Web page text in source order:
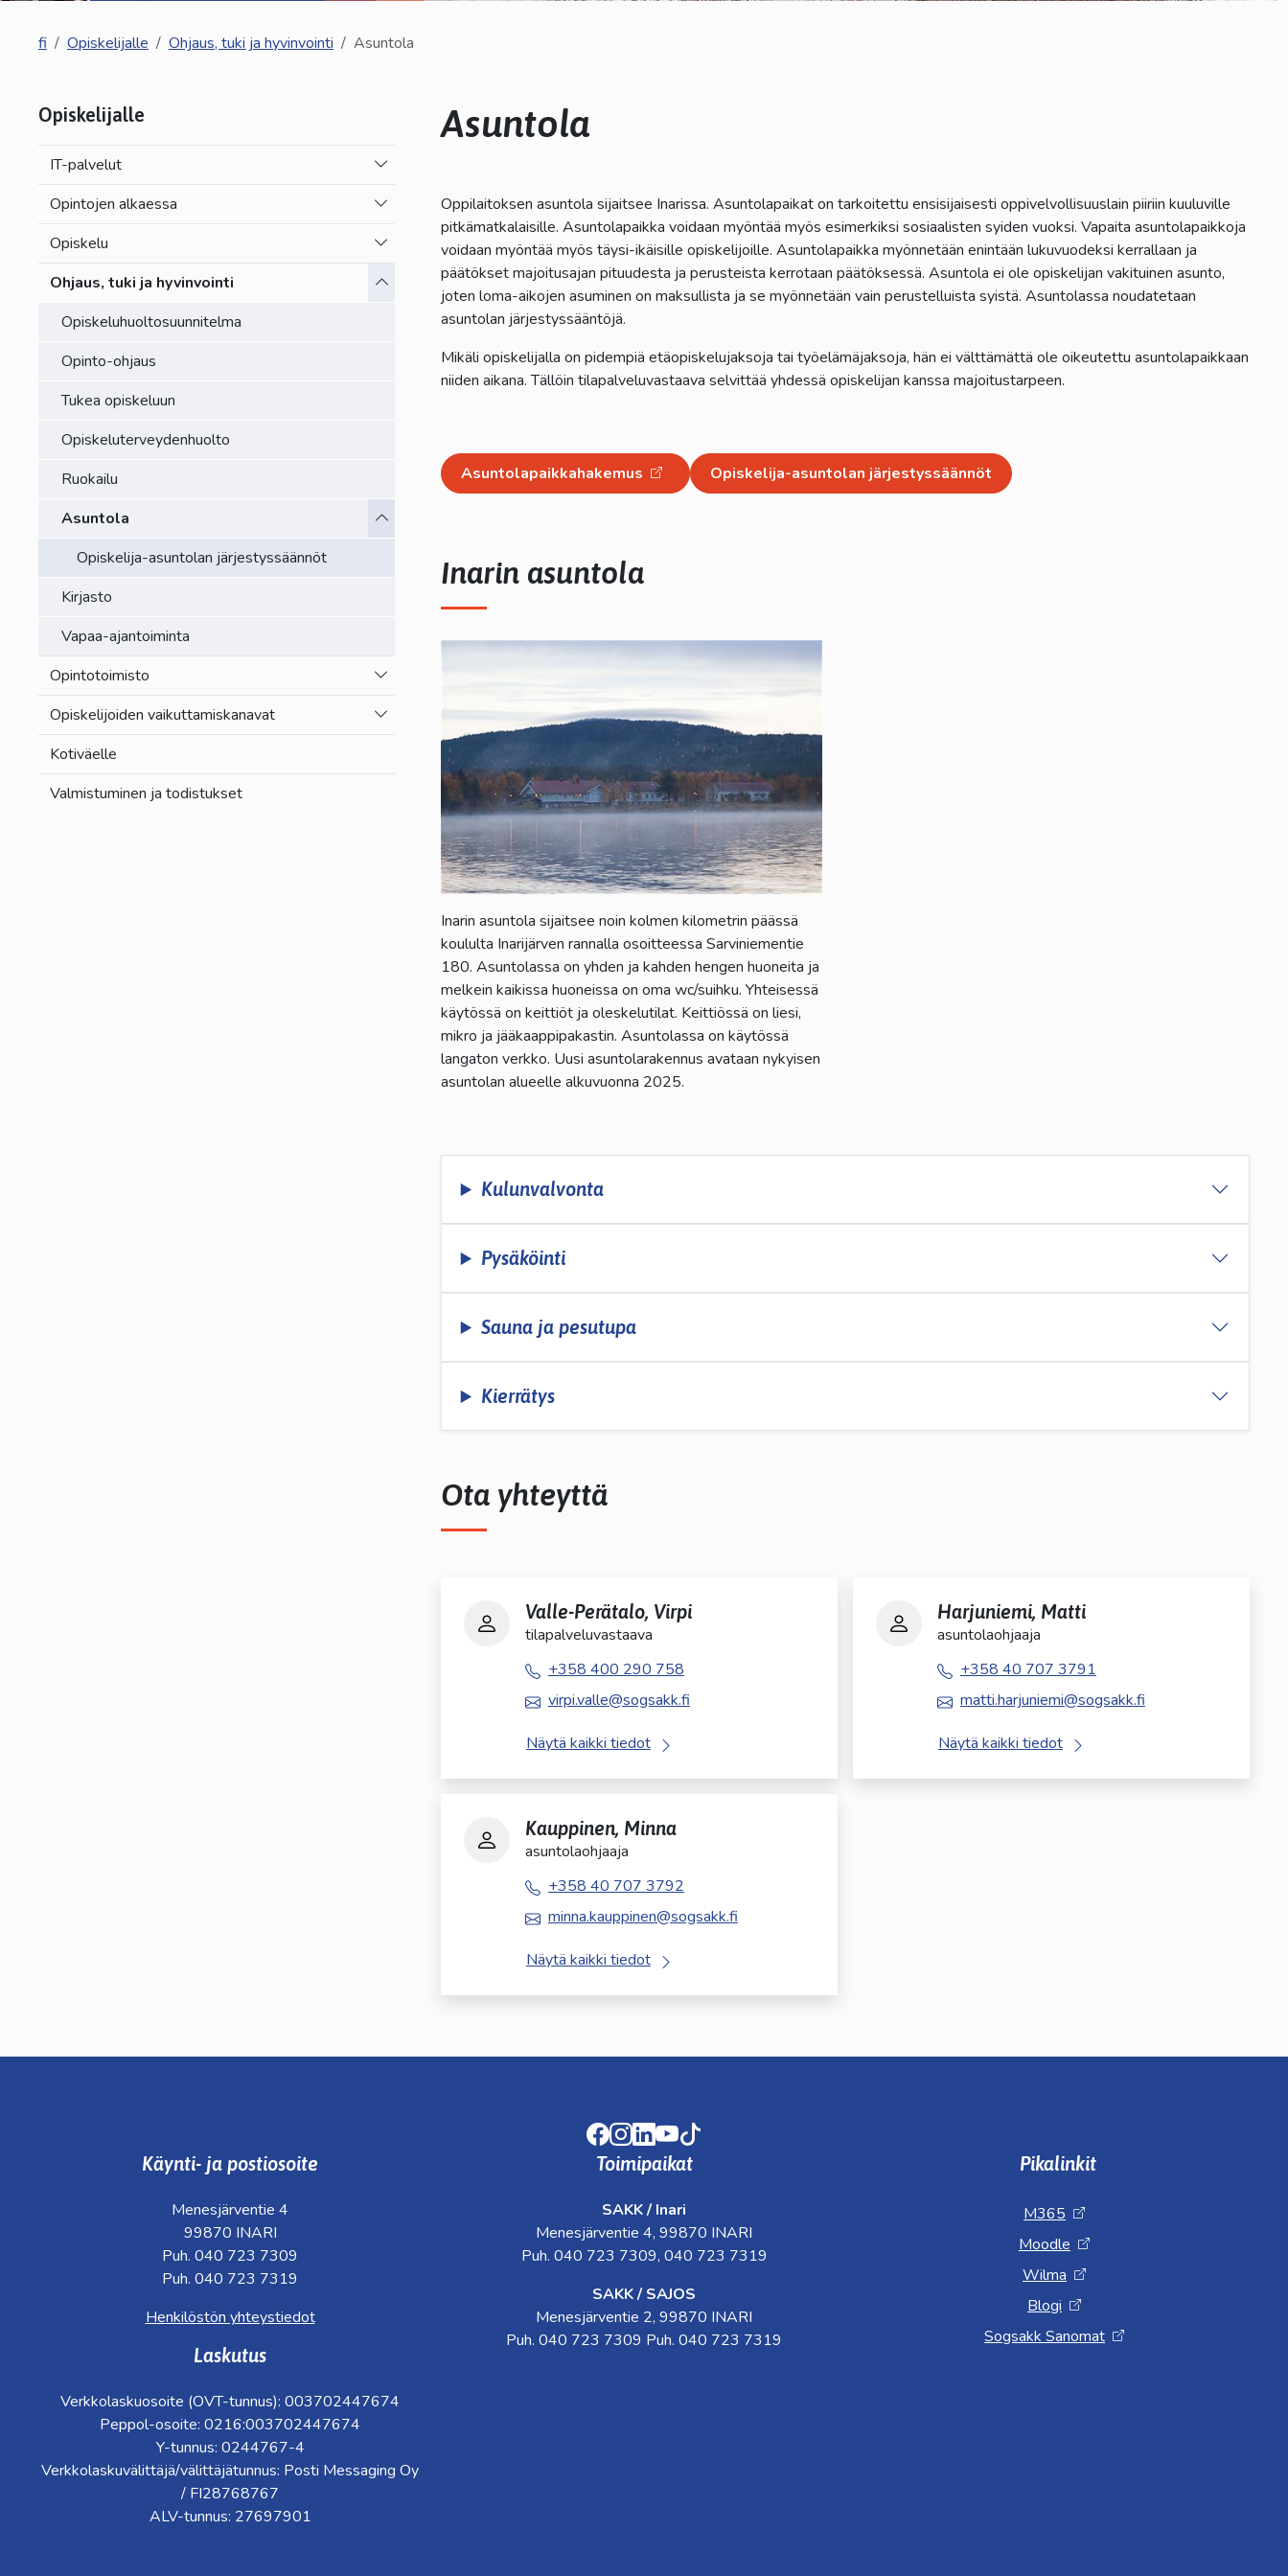
fi Opiskelijalle Ohjaus, tuki ja hyvinvointi Asuntola
Opiskelijalle
IT-palvelut
Vaihda alasvetovalikkoa
Opintojen alkaessa
Vaihda alasvetovalikkoa
Opiskelu
Vaihda alasvetovalikkoa
Ohjaus, tuki ja hyvinvointi
Vaihda alasvetovalikkoa
Opiskeluhuoltosuunnitelma
Opinto-ohjaus
Tukea opiskeluun
Opiskeluterveydenhuolto
Ruokailu
Asuntola
Vaihda alasvetovalikkoa
Opiskelija-asuntolan järjestyssäännöt
Kirjasto
Vapaa-ajantoiminta
Opintotoimisto
Vaihda alasvetovalikkoa
Opiskelijoiden vaikuttamiskanavat
Vaihda alasvetovalikkoa
Kotiväelle
Valmistuminen ja todistukset
Asuntola
Oppilaitoksen asuntola sijaitsee Inarissa. Asuntolapaikat on tarkoitettu ensisijaisesti oppivelvollisuuslain piiriin kuuluville
pitkämatkalaisille. Asuntolapaikka voidaan myöntää myös esimerkiksi sosiaalisten syiden vuoksi. Vapaita asuntolapaikkoja
voidaan myöntää myös täysi-ikäisille opiskelijoille. Asuntolapaikka myönnetään enintään lukuvuodeksi kerrallaan ja
päätökset majoitusajan pituudesta ja perusteista kerrotaan päätöksessä. Asuntola ei ole opiskelijan vakituinen asunto,
joten loma-aikojen asuminen on maksullista ja se myönnetään vain perustelluista syistä. Asuntolassa noudatetaan
asuntolan järjestyssääntöjä.
Mikäli opiskelijalla on pidempiä etäopiskelujaksoja tai työelämäjaksoja, hän ei välttämättä ole oikeutettu asuntolapaikkaan
niiden aikana. Tällöin tilapalveluvastaava selvittää yhdessä opiskelijan kanssa majoitustarpeen.
Asuntolapaikkahakemus Opiskelija-asuntolan järjestyssäännöt
Inarin asuntola
Inarin asuntola sijaitsee noin kolmen kilometrin päässä
koululta Inarijärven rannalla osoitteessa Sarviniementie
180. Asuntolassa on yhden ja kahden hengen huoneita ja
melkein kaikissa huoneissa on oma wc/suihku. Yhteisessä
käytössä on keittiöt ja oleskelutilat. Keittiössä on liesi,
mikro ja jääkaappipakastin. Asuntolassa on käytössä
langaton verkko. Uusi asuntolarakennus avataan nykyisen
asuntolan alueelle alkuvuonna 2025.
Kulunvalvonta
Pysäköinti
Sauna ja pesutupa
Kierrätys
Ota yhteyttä
Valle-Perätalo, Virpi
tilapalveluvastaava
+358 400 290 758
virpi.valle@sogsakk.fi
Näytä kaikki tiedot
Harjuniemi, Matti
asuntolaohjaaja
+358 40 707 3791
matti.harjuniemi@sogsakk.fi
Näytä kaikki tiedot
Kauppinen, Minna
asuntolaohjaaja
+358 40 707 3792
minna.kauppinen@sogsakk.fi
Näytä kaikki tiedot
Facebook
Instagram
LinkedIn
Youtube
Käynti- ja postiosoite
Menesjärventie 4
99870 INARI
Puh. 040 723 7309
Puh. 040 723 7319
Henkilöstön yhteystiedot
Laskutus
Verkkolaskuosoite (OVT-tunnus): 003702447674
Peppol-osoite: 0216:003702447674
Y-tunnus: 0244767-4
Verkkolaskuvälittäjä/välittäjätunnus: Posti Messaging Oy
/ FI28768767
ALV-tunnus: 27697901
Toimipaikat
SAKK / Inari
Menesjärventie 4, 99870 INARI
Puh. 040 723 7309, 040 723 7319
SAKK / SAJOS
Menesjärventie 2, 99870 INARI
Puh. 040 723 7309 Puh. 040 723 7319
Pikalinkit
M365
Moodle
Wilma
Blogi
Sogsakk Sanomat